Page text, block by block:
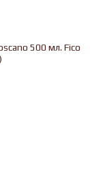
500 мл. Fico